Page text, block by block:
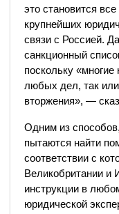
это становится
крупнейших
связи с Россией.
санкционный
поскольку
любых дел, так
вторжения», —
Одним из
пытаются найти
соответствии с
Великобритании и
инструкции в
юридической